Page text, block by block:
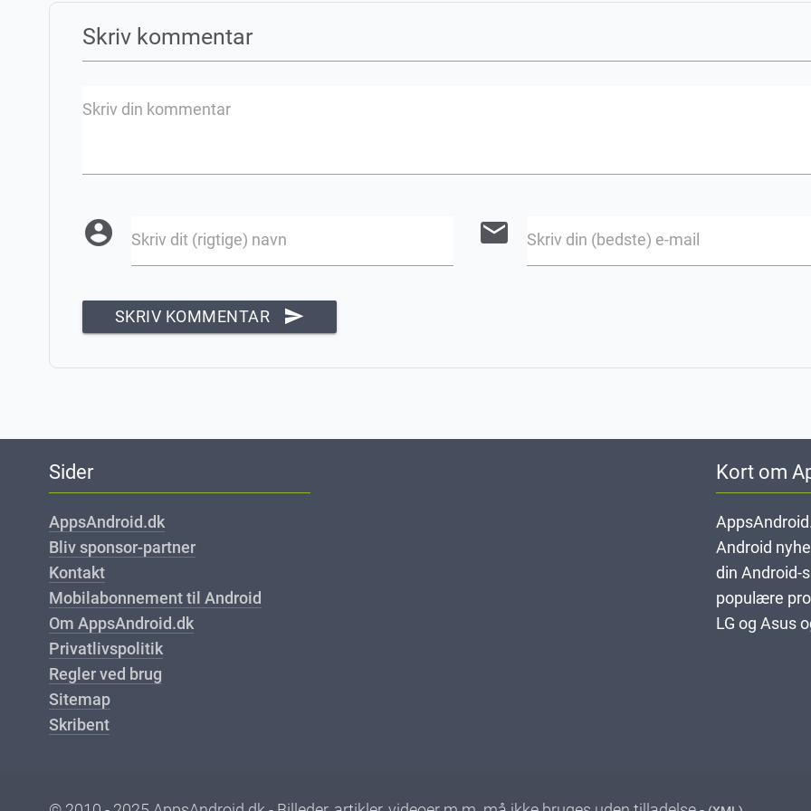
Skriv kommentar
Skriv din kommentar
account_circle Skriv dit (rigtige) navn email Skriv din (bedste) e-mail
SKRIV KOMMENTAR send
Sider
AppsAndroid.dk
Bliv sponsor-partner
Kontakt
Mobilabonnement til Android
Om AppsAndroid.dk
Privatlivspolitik
Regler ved brug
Sitemap
Skribent
Kort om
Android
din Android-
populære
LG og Asus